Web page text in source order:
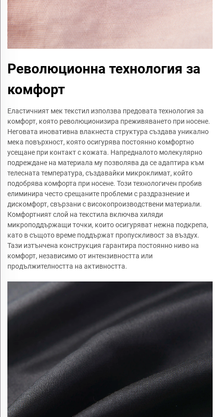
Революционна технология за
комфорт
Еластичният мек текстил използва предовата технология за
комфорт, която революционизира преживяването при носене.
Неговата иновативна влакнеста структура създава уникално
мека повърхност, която осигурява постоянно комфортно
усещане при контакт с кожата. Напредналото молекулярно
подреждане на материала му позволява да се адаптира към
телесната температура, създавайки микроклимат, който
подобрява комфорта при носене. Този технологичен пробив
елиминира често срещаните проблеми с раздразнение и
дискомфорт, свързани с високопроизводствени материали.
Комфортният слой на текстила включва хиляди
микроподдържащи точки, които осигуряват нежна подкрепа,
като в същото време поддържат пропускливост за въздух.
Тази изтънчена конструкция гарантира постоянно ниво на
комфорт, независимо от интензивността или
продължителността на активността.